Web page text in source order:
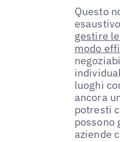
Questo
gestire
modo
luoghi
ancora
potresti
possono
aziende